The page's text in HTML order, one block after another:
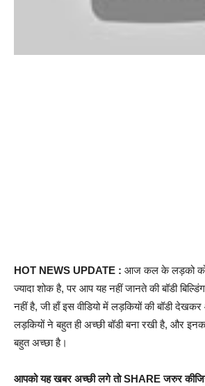
HOT NEWS UPDATE : आज कल के लड़को को
ज्यादा शोक है, पर आप यह नहीं जानते की बॉडी
नहीं है, जी हाँ इस वीडियो में लड़कियों की बॉडी
लड़कियों ने बहुत ही अच्छी बॉडी बना रखी है, और
बहुत अच्छा है।
आपको यह खबर अच्छी लगे तो SHARE जरुर